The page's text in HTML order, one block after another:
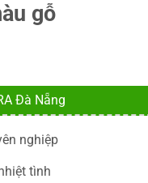
gỗ
Đà Nẵng
nghiệp
tình